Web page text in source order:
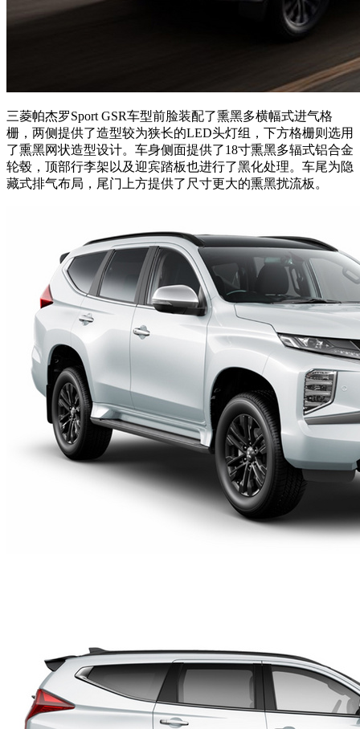
三菱帕杰罗Sport GSR车型前脸装配了熏黑多横幅式进气格
栅，两侧提供了造型较为狭长的LED头灯组，下方格栅则选用
了熏黑网状造型设计。车身侧面提供了18寸熏黑多辐式铝合金
轮毂，顶部行李架以及迎宾踏板也进行了黑化处理。车尾为隐
藏式排气布局，尾门上方提供了尺寸更大的熏黑扰流板。